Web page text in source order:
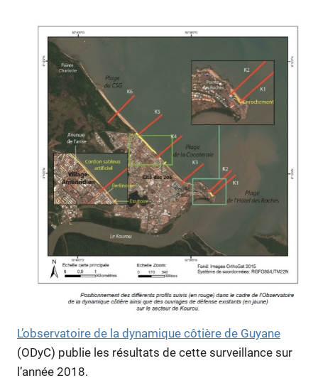
L’observatoire de la dynamique côtière de Guyane
(ODyC) publie les résultats de cette surveillance sur
l’année 2018.